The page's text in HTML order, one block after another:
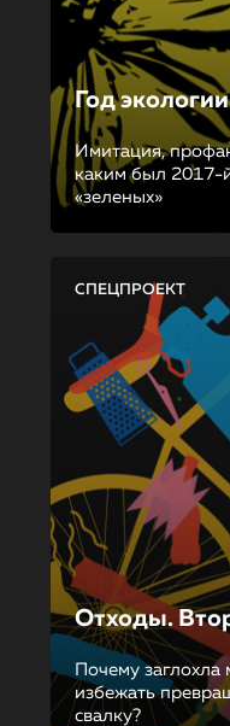
Год экологии
Имитация,
каким был 2017-
«зеленых»
СПЕЦПРОЕКТ
Отходы.
Почему заглохла
избежать
свалку?